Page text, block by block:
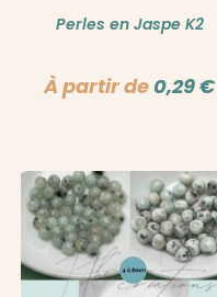
Perles en Jaspe K2
À partir de 0,29€